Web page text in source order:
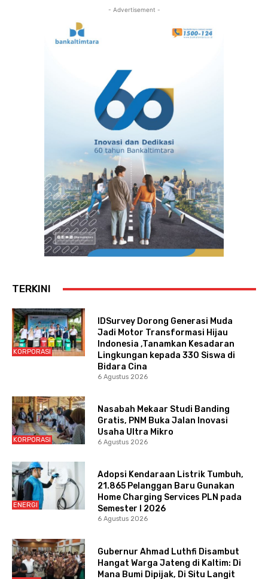
- Advertisement -
TERKINI
KORPORASI
IDSurvey Dorong Generasi Muda
Jadi Motor Transformasi Hijau
Indonesia ,Tanamkan Kesadaran
Lingkungan kepada 330 Siswa di
Bidara Cina
6 Agustus 2026
KORPORASI
Nasabah Mekaar Studi Banding
Gratis, PNM Buka Jalan Inovasi
Usaha Ultra Mikro
6 Agustus 2026
ENERGI
Adopsi Kendaraan Listrik Tumbuh,
21.865 Pelanggan Baru Gunakan
Home Charging Services PLN pada
Semester I 2026
6 Agustus 2026
Gubernur Ahmad Luthfi Disambut
Hangat Warga Jateng di Kaltim: Di
Mana Bumi Dipijak, Di Situ Langit